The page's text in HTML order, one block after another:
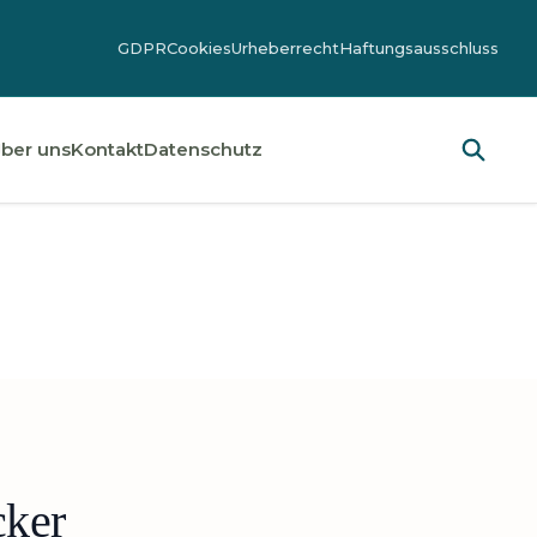
GDPRCookiesUrheberrechtHaftungsausschluss
unsKontaktDatenschutz